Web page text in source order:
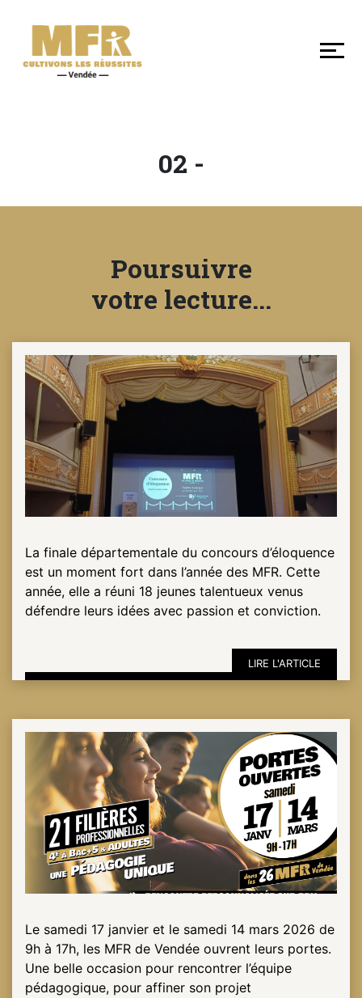
DÉCOUVRIR
NOS
MFR
NOTRE
ACTUALITÉ
VENEZ
TRAVAILLER
EN
PRENDRE
CONTACTER
ESPACE
PRO
02 -
Poursuivre
votre lecture...
La finale départementale du concours d’éloquence
est un moment fort dans l’année des MFR. Cette
année, elle a réuni 18 jeunes talentueux venus
défendre leurs idées avec passion et conviction.
LIRE L'ARTICLE
Le samedi 17 janvier et le samedi 14 mars 2026 de
9h à 17h, les MFR de Vendée ouvrent leurs portes.
Une belle occasion pour rencontrer l’équipe
pédagogique, pour affiner son projet